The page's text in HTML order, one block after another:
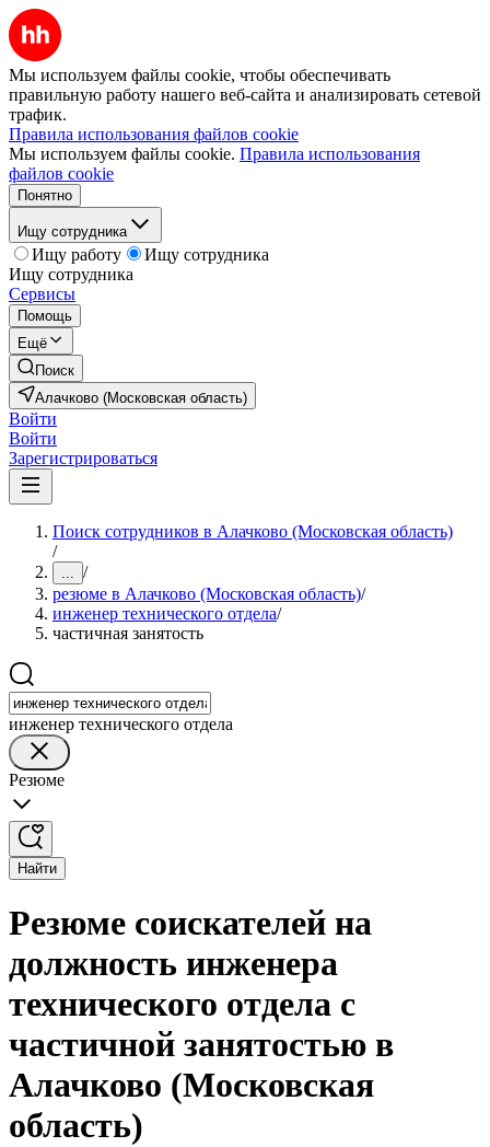
Мы используем файлы cookie, чтобы обеспечивать
правильную работу нашего веб-сайта и анализировать сетевой
трафик.
Правила использования файлов cookie
Мы используем файлы cookie. Правила использования
файлов cookie
Понятно
Ищу сотрудника
Ищу работу
Ищу сотрудника
Ищу сотрудника
Сервисы
Помощь
Ещё
Поиск
Алачково (Московская область)
Войти
Войти
Зарегистрироваться
Поиск сотрудников в Алачково (Московская область)
/
... /
резюме в Алачково (Московская область)/
инженер технического отдела/
частичная занятость
инженер технического отдела
Резюме
Найти
Резюме соискателей на
должность инженера
технического отдела с
частичной занятостью в
Алачково (Московская
область)